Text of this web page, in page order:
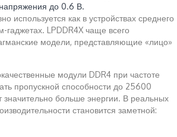
до 0.6 В.
используется как в устройствах среднего
гаджетах. LPDDR4X чаще всего
модели, представляющие «лицо»
модули DDR4 при частоте
пропускной способности до 25600
больше энергии. В реальных
становится заметной: